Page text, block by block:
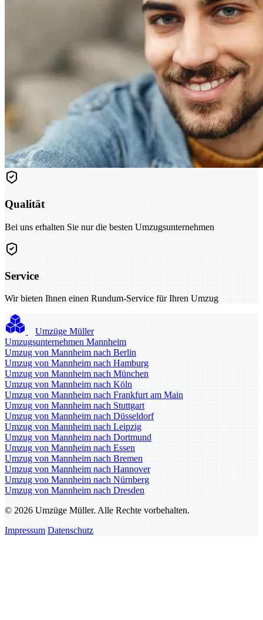
Qualität
Bei uns erhalten Sie nur die besten Umzugsunternehmen
Service
Wir bieten Ihnen einen Rundum-Service für Ihren Umzug
Umzüge Müller
Umzugsunternehmen Mannheim
Umzug von Mannheim nach Berlin
Umzug von Mannheim nach Hamburg
Umzug von Mannheim nach München
Umzug von Mannheim nach Köln
Umzug von Mannheim nach Frankfurt am Main
Umzug von Mannheim nach Stuttgart
Umzug von Mannheim nach Düsseldorf
Umzug von Mannheim nach Leipzig
Umzug von Mannheim nach Dortmund
Umzug von Mannheim nach Essen
Umzug von Mannheim nach Bremen
Umzug von Mannheim nach Hannover
Umzug von Mannheim nach Nürnberg
Umzug von Mannheim nach Dresden
© 2026 Umzüge Müller. Alle Rechte vorbehalten.
Impressum Datenschutz